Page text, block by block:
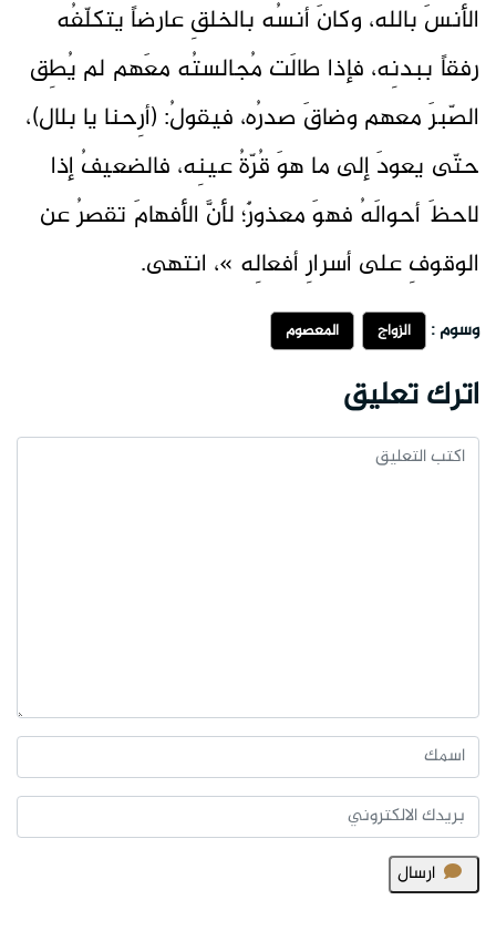
الأنسَ بالله، وكانَ أنسُه بالخلقِ عارضاً يتكلّفُه
رفقاً ببدنِه، فإذا طالَت مُجالستُه معَهم لم يُطِق
الصّبرَ معهم وضاقَ صدرُه، فيقولُ: (أرِحنا يا بلال)،
حتّى يعودَ إلى ما هوَ قُرّةُ عينِه، فالضعيفُ إذا
لاحظَ أحوالَهُ فهوَ معذورٌ؛ لأنَّ الأفهامَ تقصرُ عن
الوقوفِ على أسرارِ أفعالِه »، انتهى.
وسوم : الزواج المعصوم
اترك تعليق
ارسال